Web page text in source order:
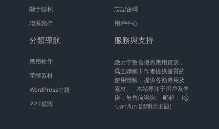
關于隐私
聯系我們
忘記密碼
用戶中心
分類導航
應用軟件
字體素材
WordPress主題
PPT模闆
服務與支持
緻力于整合優秀應用資源，
爲互聯網工作者提供優質的
使用體驗，提供各類應用及
素材。 本站專注于用戶及售
後，無售前咨詢。 郵箱： i@
ruan.fun (請明示主題)